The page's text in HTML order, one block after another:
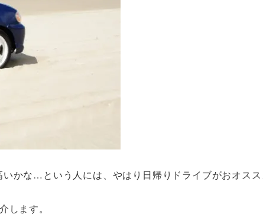
かな…という人には、やはり日帰りドライブがおオス
します。